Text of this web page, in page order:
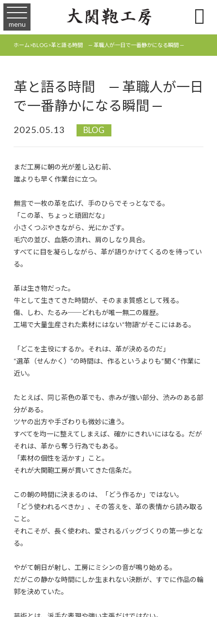
menu 
ホーム>BLOG>革と語る時間 — 革職人が一日で一番静かになる瞬間 —
革と語る時間 — 革職人が一日
で一番静かになる瞬間 —
2025.05.13 BLOG
まだ工房に朝の光が差し込む前、
誰よりも早く作業台に立つ。
無言で一枚の革を広げ、手のひらでそっとなでる。
「この革、ちょっと頑固だな」
小さくつぶやきながら、光にかざす。
毛穴の並び、血筋の流れ、肩のしなり具合。
すべてに目を凝らしながら、革が語りかけてくるのを待ってい
る。
革は生き物だった。
牛として生きてきた時間が、そのまま質感として残る。
傷、しわ、たるみ──どれもが唯一無二の履歴。
工場で大量生産された素材にはない“物語”がそこにはある。
「どこを主役にするか。それは、革が決めるのだ」
“選革（せんかく）”の時間は、作るというよりも“聞く”作業に
近い。
たとえば、同じ茶色の革でも、赤みが強い部分、渋みのある部
分がある。
ツヤの出方や手ざわりも微妙に違う。
すべてを均一に整えてしまえば、確かにきれいにはなる。だが
それは、革から奪う行為でもある。
「素材の個性を活かす」こと。
それが大関鞄工房が貫いてきた信条だ。
この朝の時間に決まるのは、「どう作るか」ではない。
「どう使われるべきか」、その答えを、革の表情から読み取る
こと。
それこそが、長く使われ、愛されるバッグづくりの第一歩とな
る。
やがて朝日が射し、工房にミシンの音が鳴り始める。
だがこの静かな時間にしか生まれない決断が、すでに作品の輪
郭を決めていた。